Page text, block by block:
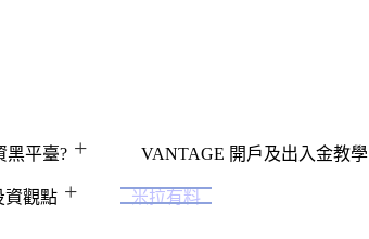
黑平臺? VANTAGE 開戶及出入金教學
資觀點 米拉有料